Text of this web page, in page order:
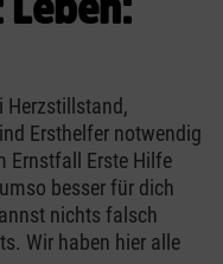
Leben:
Herzstillstand,
Ersthelfer notwendig
Ernstfall Erste Hilfe
besser für dich
nichts falsch
Wir haben hier alle